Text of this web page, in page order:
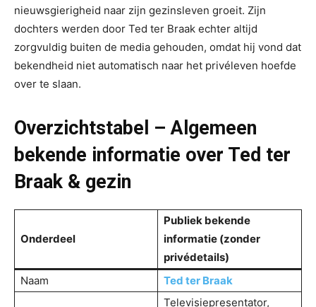
nieuwsgierigheid naar zijn gezinsleven groeit. Zijn
dochters werden door Ted ter Braak echter altijd
zorgvuldig buiten de media gehouden, omdat hij vond dat
bekendheid niet automatisch naar het privéleven hoefde
over te slaan.
Overzichtstabel – Algemeen
bekende informatie over Ted ter
Braak & gezin
Onderdeel
Publiek bekende
informatie (zonder
privédetails)
Naam
Ted ter Braak
Televisiepresentator,